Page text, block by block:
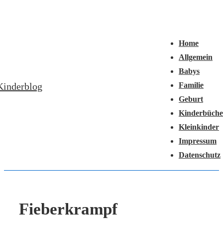
Home
Allgemein
Babys
Familie
Geburt
Kleinkinder
Impressum
Datenschutz
Fieberkrampf